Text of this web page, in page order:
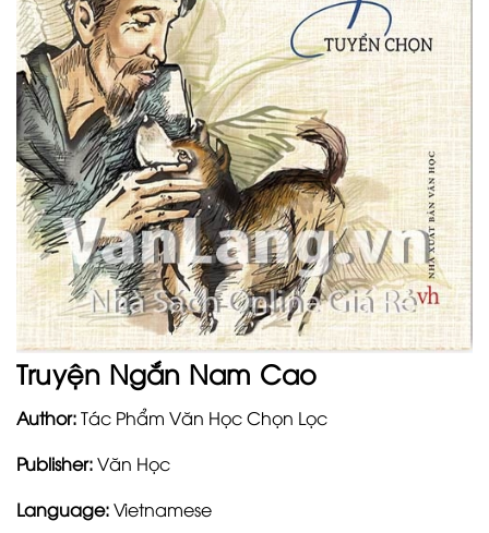
Truyện Ngắn Nam Cao
Author:Tác Phẩm Văn Học Chọn Lọc
Publisher:Văn Học
Language:Vietnamese